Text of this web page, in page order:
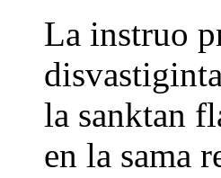
La instruo
la sanktan
en la sama